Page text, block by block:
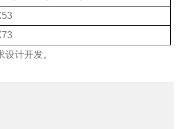
计开发。